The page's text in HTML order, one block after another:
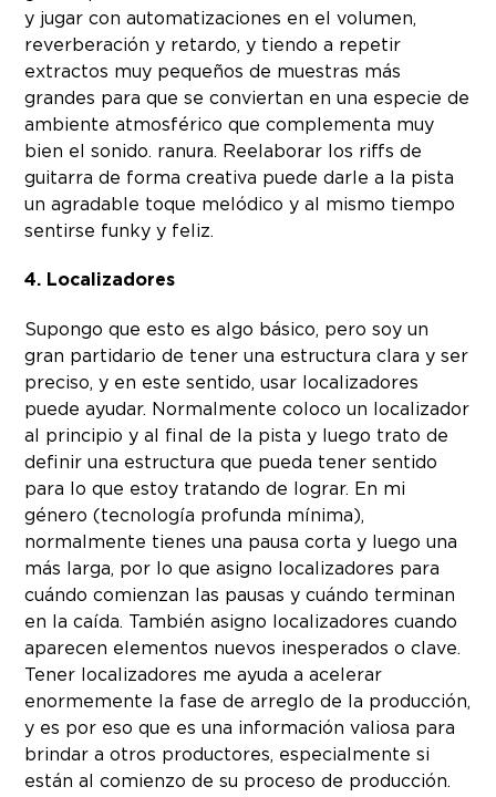
y jugar con automatizaciones en el volumen,
reverberación y retardo, y tiendo a repetir
extractos muy pequeños de muestras más
grandes para que se conviertan en una especie de
ambiente atmosférico que complementa muy
bien el sonido. ranura. Reelaborar los riffs de
guitarra de forma creativa puede darle a la pista
un agradable toque melódico y al mismo tiempo
sentirse funky y feliz.
4. Localizadores
Supongo que esto es algo básico, pero soy un
gran partidario de tener una estructura clara y ser
preciso, y en este sentido, usar localizadores
puede ayudar. Normalmente coloco un localizador
al principio y al final de la pista y luego trato de
definir una estructura que pueda tener sentido
para lo que estoy tratando de lograr. En mi
género (tecnología profunda mínima),
normalmente tienes una pausa corta y luego una
más larga, por lo que asigno localizadores para
cuándo comienzan las pausas y cuándo terminan
en la caída. También asigno localizadores cuando
aparecen elementos nuevos inesperados o clave.
Tener localizadores me ayuda a acelerar
enormemente la fase de arreglo de la producción,
y es por eso que es una información valiosa para
brindar a otros productores, especialmente si
están al comienzo de su proceso de producción.